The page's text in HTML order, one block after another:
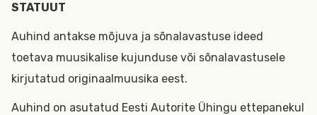
STATUUT
Auhind antakse mõjuva ja sõnalavastuse ideed
toetava muusikalise kujunduse või sõnalavastusele
kirjutatud originaalmuusika eest.
Auhind on asutatud Eesti Autorite Ühingu ettepanekul